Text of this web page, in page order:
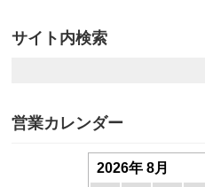
サイト内検索
営業カレンダー
2026年 8月